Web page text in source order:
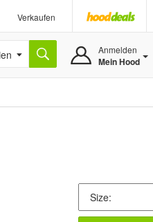
Verkaufen
Anmelden
Mein Hood